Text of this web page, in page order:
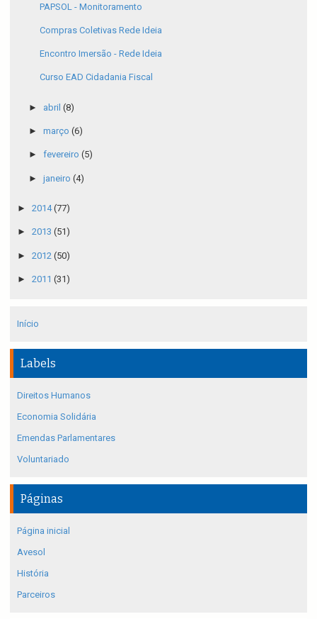
PAPSOL - Monitoramento
Compras Coletivas Rede Ideia
Encontro Imersão - Rede Ideia
Curso EAD Cidadania Fiscal
► abril (8)
► março (6)
► fevereiro (5)
► janeiro (4)
► 2014(77)
► 2013 (51)
► 2012 (50)
► 2011 (31)
Início
Labels
Direitos Humanos
Economia Solidária
Emendas Parlamentares
Voluntariado
Páginas
Página inicial
Avesol
História
Parceiros